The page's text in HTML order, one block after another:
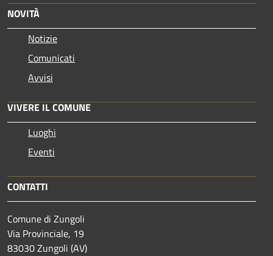
NOVITÀ
Notizie
Comunicati
Avvisi
VIVERE IL COMUNE
Luoghi
Eventi
CONTATTI
Comune di Zungoli
Via Provinciale, 19
83030 Zungoli (AV)